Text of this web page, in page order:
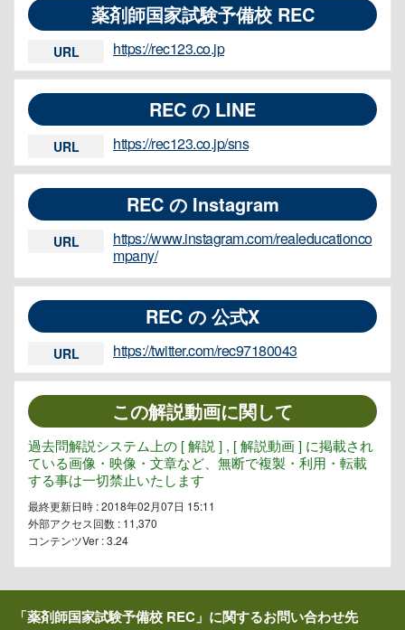
薬剤師国家試験予備校 REC
URL https://rec123.co.jp
REC の LINE
URL https://rec123.co.jp/sns
REC の Instagram
URL
https://www.instagram.com/realeducationco
mpany/
REC の 公式X
URL https://twitter.com/rec97180043
この解説動画に関して
過去問解説システム上の [ 解説 ] , [ 解説動画 ] に掲載され
ている画像・映像・文章など、無断で複製・利用・転載
する事は一切禁止いたします
最終更新日時 : 2018年02月07日 15:11
外部アクセス回数 : 11,370
コンテンツVer : 3.24
「薬剤師国家試験予備校 REC」に関するお問い合わせ先